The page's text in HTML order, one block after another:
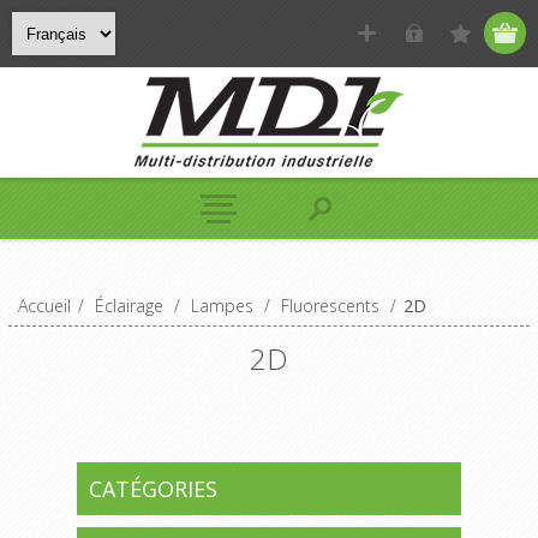
Accueil / Éclairage / Lampes / Fluorescents / 2D
2D
CATÉGORIES